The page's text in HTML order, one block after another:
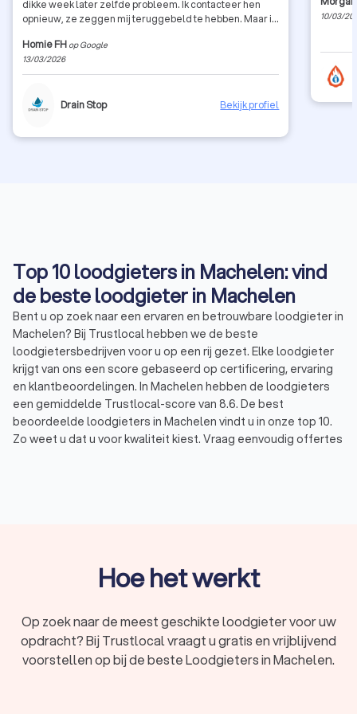
dikke week later zelfde probleem. Ik contacteer hen
opnieuw, ze zeggen mij teruggebeld te hebben. Maar ik
betrokkene terug te bellen = communicatie stopt.
Intussen zitten wij wel met de miserie ...
Homie FH op Google
13/03/2026
Drain Stop Bekijk profiel
10/03/
Top 10 loodgieters in Machelen: vind
de beste loodgieter in Machelen
Bent u op zoek naar een ervaren en betrouwbare loodgieter in
Machelen? Bij Trustlocal hebben we de beste
loodgietersbedrijven voor u op een rij gezet. Elke loodgieter
krijgt van ons een score gebaseerd op certificering, ervaring
en klantbeoordelingen. In Machelen hebben de loodgieters
een gemiddelde Trustlocal-score van 8.6. De best
beoordeelde loodgieters in Machelen vindt u in onze top 10.
Zo weet u dat u voor kwaliteit kiest. Vraag eenvoudig offertes
loodgieter in Machelen staat klaar om u te helpen.
Loodgieters in Machelen voeren de volgende
Repareren van leidingen of sanitair
Installeren of plaatsen van sanitair
Leidingwerk verleggen of vervangen
Hoe het werkt
Op zoek naar de meest geschikte loodgieter voor uw
opdracht? Bij Trustlocal vraagt u gratis en vrijblijvend
voorstellen op bij de beste Loodgieters in Machelen.